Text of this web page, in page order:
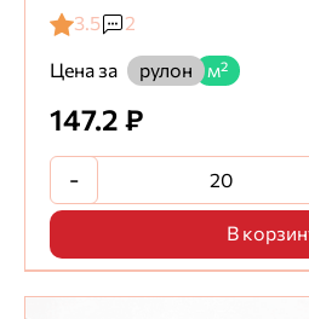
3.5
2
Цена за
рулон м²
147.2 ₽
-
В